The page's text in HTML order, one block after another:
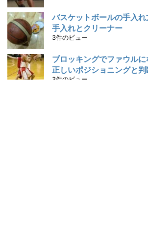
バスケットボールの手入
手入れとクリーナー
3件のビュー
ブロッキングでファウルに
正しいポジショニングと判
3件のビュー